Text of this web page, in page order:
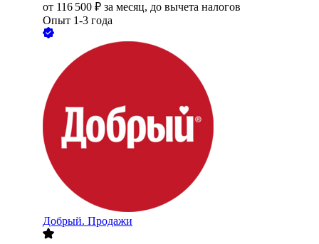
от 116 500 ₽ за месяц, до вычета налогов
Опыт 1-3 года
Добрый. Продажи